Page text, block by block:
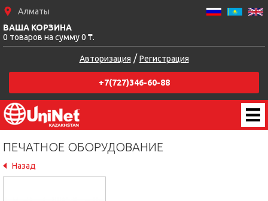
Алматы
+7(727)346-60-88
ВАША КОРЗИНА
0 товаров на сумму 0 ₸.
Авторизация /Регистрация
ПЕЧАТНОЕ ОБОРУДОВАНИЕ
Назад